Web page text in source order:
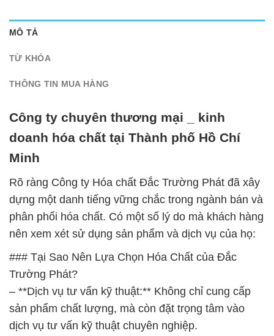
MÔ TẢ
TỪ KHÓA
THÔNG TIN MUA HÀNG
Công ty chuyên thương mại _ kinh
doanh hóa chất tại Thành phố Hồ Chí
Minh
Rõ ràng Công ty Hóa chất Đắc Trường Phát đã xây
dựng một danh tiếng vững chắc trong ngành bán và
phân phối hóa chất. Có một số lý do mà khách hàng
nên xem xét sử dụng sản phẩm và dịch vụ của họ:
### Tại Sao Nên Lựa Chọn Hóa Chất của Đắc
Trường Phát?
– **Dịch vụ tư vấn kỹ thuật:** Không chỉ cung cấp
sản phẩm chất lượng, mà còn đặt trọng tâm vào
dịch vụ tư vấn kỹ thuật chuyên nghiệp.